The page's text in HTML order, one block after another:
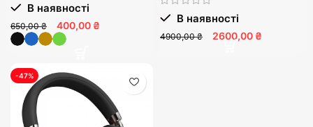
В наявності
650,00 ₴ 400,00 ₴
В наявності
4900,00 ₴ 2600,00 ₴
-47%